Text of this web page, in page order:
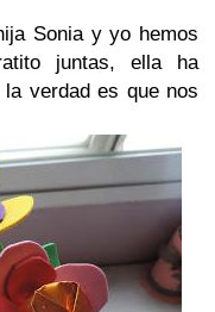
Sonia y yo hemos
juntas, ella ha
verdad es que nos